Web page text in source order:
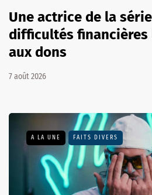
Une actrice de la
difficultés financières
aux dons
7 août 2026
A LA UNE FAITS DIVERS